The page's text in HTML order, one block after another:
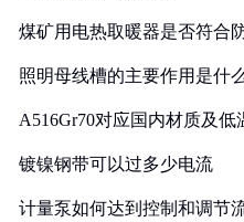
煤矿用电热取暖器是否符合
照明母线槽的主要作用是什
A516Gr70对应国内材质及低
镀镍钢带可以过多少电流
计量泵如何达到控制和调节